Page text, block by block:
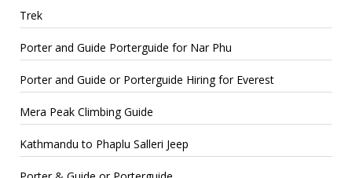
Trek
Porter and Guide Porterguide for Nar Phu
Porter and Guide or Porterguide Hiring for Everest
Mera Peak Climbing Guide
Kathmandu to Phaplu Salleri Jeep